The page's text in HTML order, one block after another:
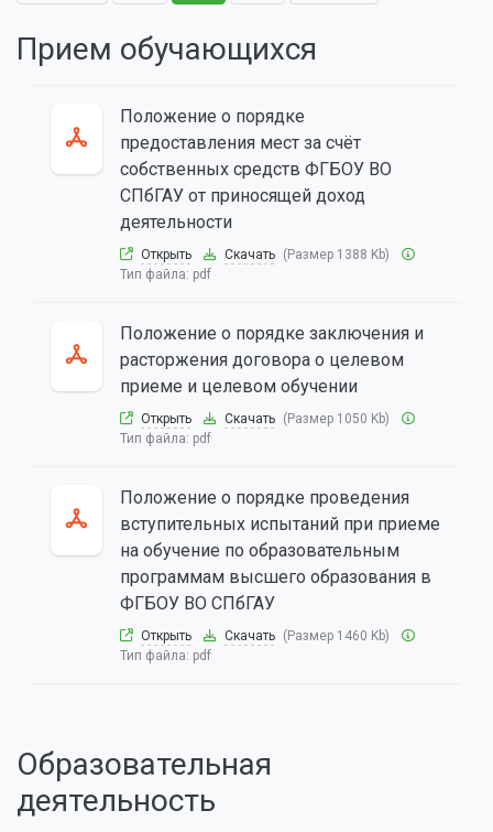
Прием обучающихся
Положение о порядке
предоставления мест за счёт
собственных средств ФГБОУ ВО
СПбГАУ от приносящей доход
деятельности
Открыть Скачать (Размер 1388 Kb)
Тип файла: pdf
Положение о порядке заключения и
расторжения договора о целевом
приеме и целевом обучении
Открыть Скачать (Размер 1050 Kb)
Тип файла: pdf
Положение о порядке проведения
вступительных испытаний при приеме
на обучение по образовательным
программам высшего образования в
ФГБОУ ВО СПбГАУ
Открыть Скачать (Размер 1460 Kb)
Тип файла: pdf
Образовательная
деятельность